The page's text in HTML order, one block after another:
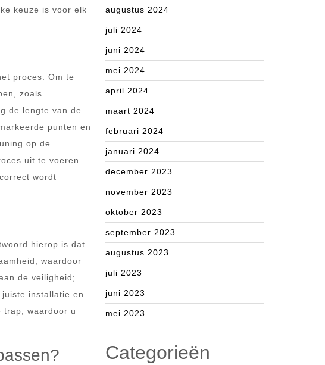
keuze is voor elk
proces. Om te
zoals
de lengte van de
punten en
op de
uit te voeren
wordt
hierop is dat
waardoor
de veiligheid;
installatie en
trap, waardoor u
augustus 2024
juli 2024
juni 2024
mei 2024
april 2024
maart 2024
februari 2024
januari 2024
december 2023
november 2023
oktober 2023
september 2023
augustus 2023
juli 2023
juni 2023
mei 2023
Categorieën